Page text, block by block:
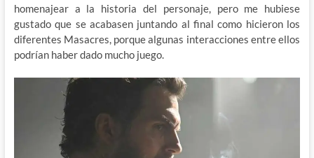
homenajear a la historia del personaje, pero me hubiese
gustado que se acabasen juntando al final como hicieron los
diferentes Masacres, porque algunas interacciones entre ellos
podrían haber dado mucho juego.